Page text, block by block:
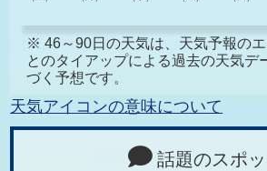
※ 46～90日の天気は、天気予報の
とのタイアップによる過去の天気デ
づく予想です。
天気アイコンの意味について
話題のスポッ